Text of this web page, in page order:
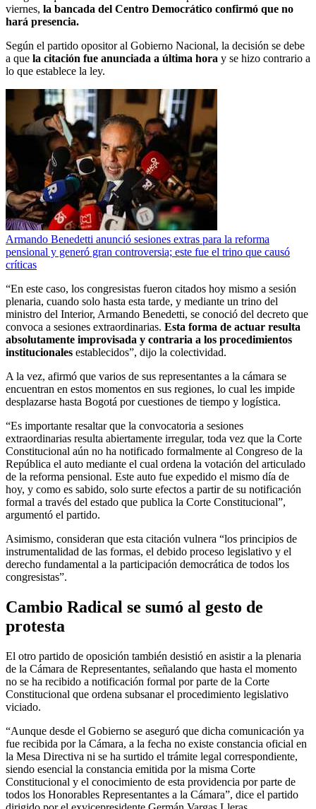
viernes, la bancada del Centro Democrático confirmó que no
hará presencia.
Según el partido opositor al Gobierno Nacional, la decisión se debe
a que la citación fue anunciada a última hora y se hizo contrario a
lo que establece la ley.
Armando Benedetti anunció sesiones extras para la reforma
pensional y generó gran controversia; este fue el trino que causó
críticas
“En este caso, los congresistas fueron citados hoy mismo a sesión
plenaria, cuando solo hasta esta tarde, y mediante un trino del
ministro del Interior, Armando Benedetti, se conoció del decreto que
convoca a sesiones extraordinarias. Esta forma de actuar resulta
absolutamente improvisada y contraria a los procedimientos
institucionales establecidos”, dijo la colectividad.
A la vez, afirmó que varios de sus representantes a la cámara se
encuentran en estos momentos en sus regiones, lo cual les impide
desplazarse hasta Bogotá por cuestiones de tiempo y logística.
“Es importante resaltar que la convocatoria a sesiones
extraordinarias resulta abiertamente irregular, toda vez que la Corte
Constitucional aún no ha notificado formalmente al Congreso de la
República el auto mediante el cual ordena la votación del articulado
de la reforma pensional. Este auto fue expedido el mismo día de
hoy, y como es sabido, solo surte efectos a partir de su notificación
formal a través del estado que publica la Corte Constitucional”,
argumentó el partido.
Asimismo, consideran que esta citación vulnera “los principios de
instrumentalidad de las formas, el debido proceso legislativo y el
derecho fundamental a la participación democrática de todos los
congresistas”.
Cambio Radical se sumó al gesto de
protesta
El otro partido de oposición también desistió en asistir a la plenaria
de la Cámara de Representantes, señalando que hasta el momento
no se ha recibido a notificación formal por parte de la Corte
Constitucional que ordena subsanar el procedimiento legislativo
viciado.
“Aunque desde el Gobierno se aseguró que dicha comunicación ya
fue recibida por la Cámara, a la fecha no existe constancia oficial en
la Mesa Directiva ni se ha surtido el trámite legal correspondiente,
siendo esencial la constancia emitida por la misma Corte
Constitucional y el conocimiento de esta providencia por parte de
todos los Honorables Representantes a la Cámara”, dice el partido